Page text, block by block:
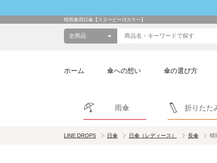
晴雨兼用日傘【スヌーピー/3カラー】
ホーム 傘への想い 傘の選び方
雨傘 折りたた
LINE DROPS 日傘 日傘（レディース） 長傘 晴